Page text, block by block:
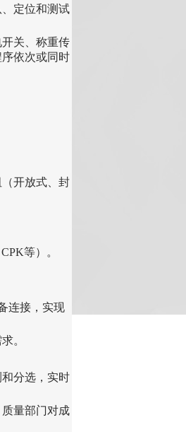
定位和测试
关、称重传
依次或同时
开放式、封
等）。
连接，实现
。
分选，实时
量部门对成